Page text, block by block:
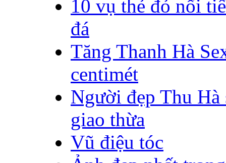
10 vụ thẻ đỏ nổi
đá
Tăng Thanh Hà
centimét
Người đẹp Thu
giao thừa
Vũ điệu tóc